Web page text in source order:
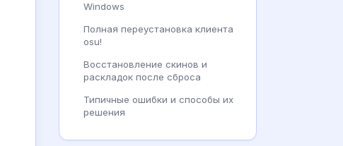
Windows
Полная переустановка клиента
osu!
Восстановление скинов и
раскладок после сброса
Типичные ошибки и способы их
решения